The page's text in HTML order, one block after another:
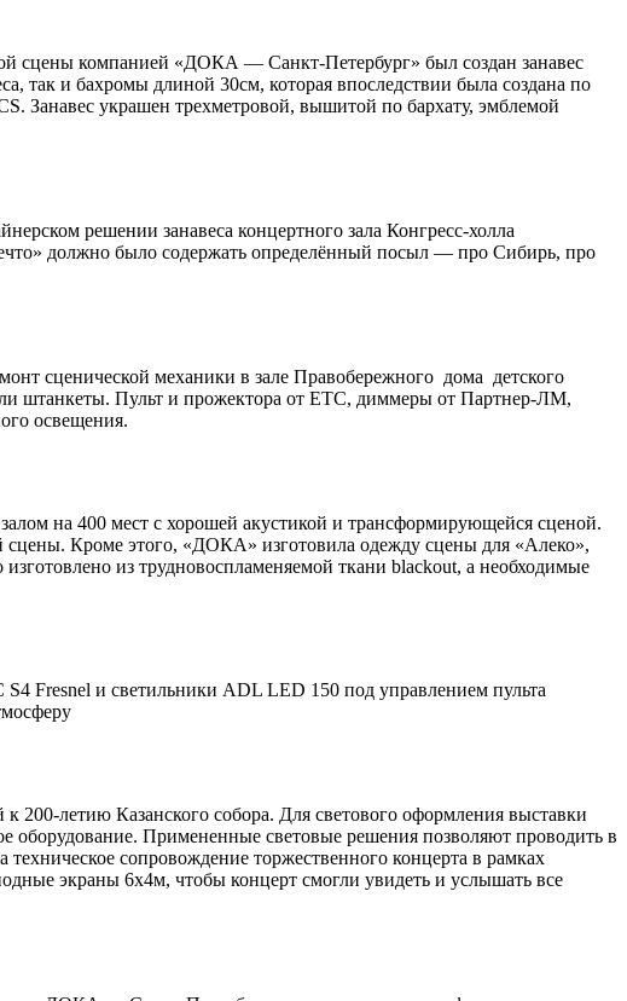
сцены компанией «ДОКА — Санкт-Петербург» был создан занавес
так и бахромы длиной 30см, которая впоследствии была создана по
Занавес украшен трехметровой, вышитой по бархату, эмблемой
решении занавеса концертного зала Конгресс-холла
должно было содержать определённый посыл — про Сибирь, про
сценической механики в зале Правобережного дома детского
штанкеты. Пульт и прожектора от ETC, диммеры от Партнер-ЛМ,
освещения.
на 400 мест с хорошей акустикой и трансформирующейся сценой.
сцены. Кроме этого, «ДОКА» изготовила одежду сцены для «Алеко»,
из трудновоспламеняемой ткани blackout, а необходимые
Fresnel и светильники ADL LED 150 под управлением пульта
летию Казанского собора. Для светового оформления выставки
оборудование. Примененные световые решения позволяют проводить в
сопровождение торжественного концерта в рамках
экраны 6х4м, чтобы концерт смогли увидеть и услышать все